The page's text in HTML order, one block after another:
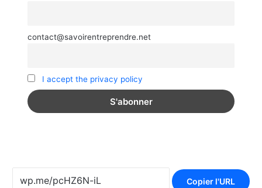
contact@savoirentreprendre.net
I accept the privacy policy
Copier l'URL